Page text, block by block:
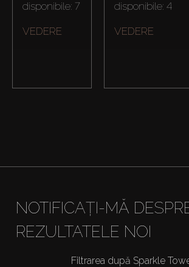
Vânzare
disponibile: 7
VEDERE
disponibile: 4
VEDERE
NOTIFICAȚI-MĂ
REZULTATELE NOI
Filtrarea după Sparkle